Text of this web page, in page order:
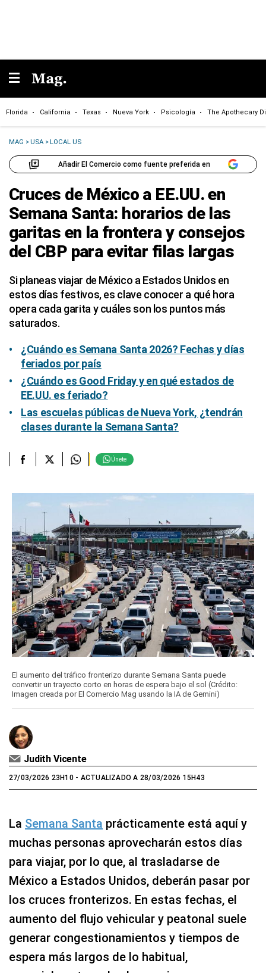
Florida California Texas Nueva York Psicología The Apothecary
MAG >USA >LOCAL US
Añadir El Comercio como fuente preferida en
Cruces de México a EE.UU. en
Semana Santa: horarios de las
garitas en la frontera y consejos
del CBP para evitar filas largas
Si planeas viajar de México a Estados Unidos en
estos días festivos, es clave conocer a qué hora
opera cada garita y cuáles son los puntos más
saturados.
¿Cuándo es Semana Santa 2026? Fechas y días
feriados por país
¿Cuándo es Good Friday y en qué estados de
EE.UU. es feriado?
Las escuelas públicas de Nueva York, ¿tendrán
clases durante la Semana Santa?
Únete
El aumento del tráfico fronterizo durante Semana Santa puede
convertir un trayecto corto en horas de espera bajo el sol (Crédito:
Imagen creada por El Comercio Mag usando la IA de Gemini)
Judith Vicente
27/03/2026 23H10- ACTUALIZADO A 28/03/2026 15H43
La Semana Santa prácticamente está aquí y
muchas personas aprovecharán estos días
para viajar, por lo que, al trasladarse de
México a Estados Unidos, deberán pasar por
los cruces fronterizos. En estas fechas, el
aumento del flujo vehicular y peatonal suele
generar congestionamientos y tiempos de
espera más largos de lo habitual,